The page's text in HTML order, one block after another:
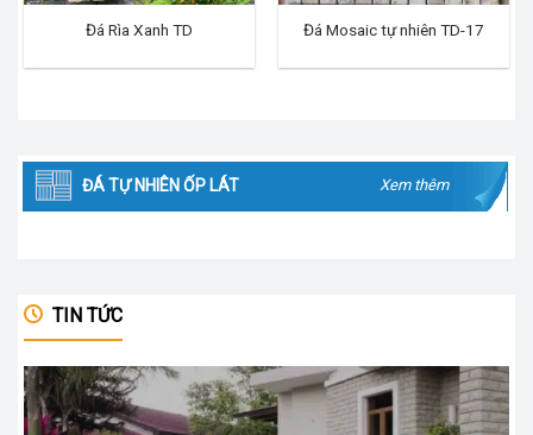
Đá Rìa Xanh TD Đá Mosaic tự nhiên TD-17
ĐÁ TỰ NHIÊN ỐP LÁT Xem thêm
TIN TỨC